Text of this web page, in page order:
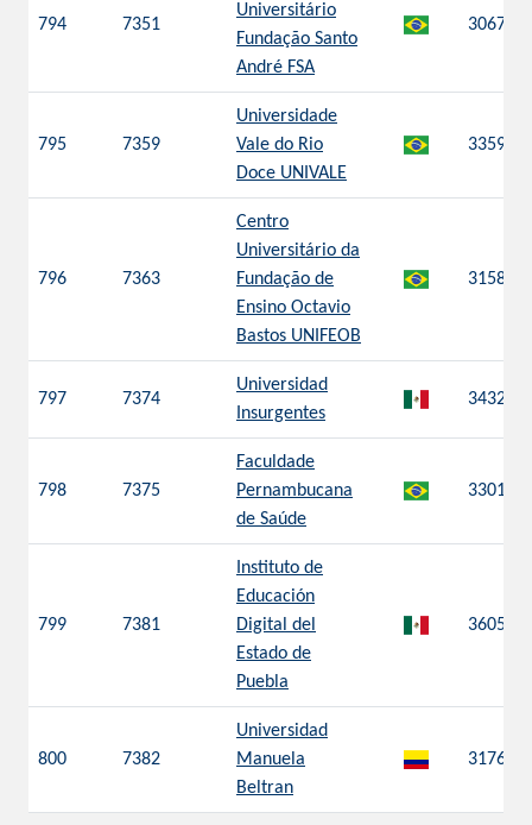
794 7351
Universitário
Fundação Santo
André FSA
3067
795 7359
Universidade
Vale do Rio
Doce UNIVALE
3359
796 7363
Centro
Universitário da
Fundação de
Ensino Octavio
Bastos UNIFEOB
3158
797 7374
Universidad
Insurgentes
3432
798 7375
Faculdade
Pernambucana
de Saúde
3301
799 7381
Instituto de
Educación
Digital del
Estado de
Puebla
3605
800 7382
Universidad
Manuela
Beltran
3176